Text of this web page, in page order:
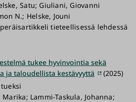
Satu; Giuliani, Giovanni
N.; Helske, Jouni
tieteellisessä lehdessä
tukee hyvinvointia sekä
ja taloudellista kestävyyttä
(2025)
Marika; Lammi-Taskula, Johanna;